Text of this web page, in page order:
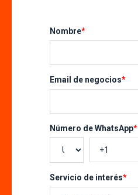
Nombre*
Email de negocios*
Número de WhatsApp*
Servicio de interés*